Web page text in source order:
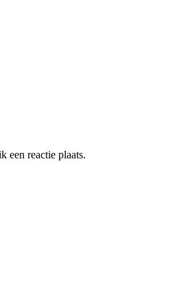
een reactie plaats.